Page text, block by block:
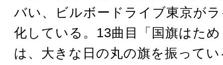
バい、ビルボードライブ東京が
化している。13曲目「国旗はた
は、大きな日の丸の旗を振って